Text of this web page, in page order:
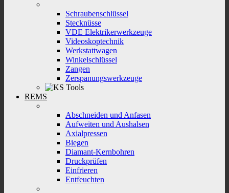
Schraubenschlüssel
Stecknüsse
VDE Elektrikerwerkzeuge
Videoskoptechnik
Werkstattwagen
Winkelschlüssel
Zangen
Zerspanungswerkzeuge
REMS
Abschneiden und Anfasen
Aufweiten und Aushalsen
Axialpressen
Biegen
Diamant-Kernbohren
Druckprüfen
Einfrieren
Entfeuchten